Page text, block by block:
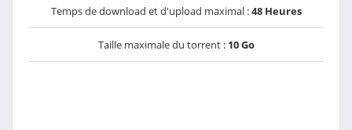
Temps de download et d'upload maximal :48 Heures
Taille maximale du torrent : 10 Go